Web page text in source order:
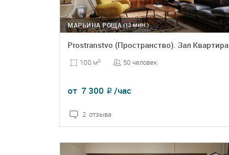
(12 МИН.)
МАРЬИНА РОЩА
Prostranstvo (Пространство). Зал Квартира
100 м2 50 человек
от 7 300 ₽ /час
2 отзыва